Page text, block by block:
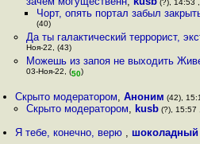
(?), 14:53
Чорт, опять портал забыл
(40)
Да ты галактический террорист,
Ноя-22, (43)
Можешь из запоя не выходить
03-Ноя-22, (50)
Скрыто модератором,Аноним (42),
Скрыто модератором, kusb(?), 15:57
Я тебе, конечно, верю , шоколадный